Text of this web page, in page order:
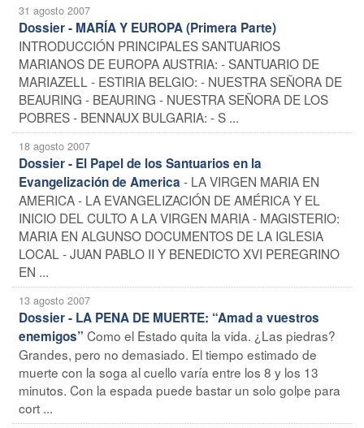
31 agosto 2007
Dossier - MARÍA Y EUROPA (Primera Parte)
INTRODUCCIÓN PRINCIPALES SANTUARIOS
MARIANOS DE EUROPA AUSTRIA: - SANTUARIO DE
MARIAZELL - ESTIRIA BELGIO: - NUESTRA SEÑORA DE
BEAURING - BEAURING - NUESTRA SEÑORA DE LOS
POBRES - BENNAUX BULGARIA: - S ...
18 agosto 2007
Dossier - El Papel de los Santuarios en la
Evangelización de America - LA VIRGEN MARIA EN
AMERICA - LA EVANGELIZACIÓN DE AMÉRICA Y EL
INICIO DEL CULTO A LA VIRGEN MARIA - MAGISTERIO:
MARIA EN ALGUNSO DOCUMENTOS DE LA IGLESIA
LOCAL - JUAN PABLO II Y BENEDICTO XVI PEREGRINO
EN ...
13 agosto 2007
Dossier - LA PENA DE MUERTE: “Amad a vuestros
enemigos” Como el Estado quita la vida. ¿Las piedras?
Grandes, pero no demasiado. El tiempo estimado de
muerte con la soga al cuello varía entre los 8 y los 13
minutos. Con la espada puede bastar un solo golpe para
cort ...